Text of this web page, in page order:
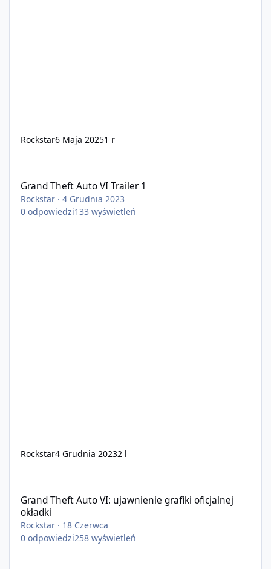
Rockstar6 Maja 20251 r
Grand Theft Auto VI Trailer 1
Rockstar ·4 Grudnia 2023
0 odpowiedzi133 wyświetleń
Rockstar4 Grudnia 20232 l
Grand Theft Auto VI: ujawnienie grafiki oficjalnej
okładki
Rockstar · 18 Czerwca
0 odpowiedzi258 wyświetleń